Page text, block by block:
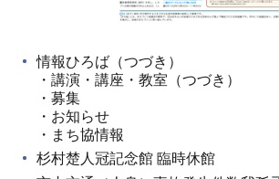
情報ひろば（つづき）
・講演・講座・教室（つづき）
・募集
・お知らせ
・まち協情報
杉村楚人冠記念館 臨時休館